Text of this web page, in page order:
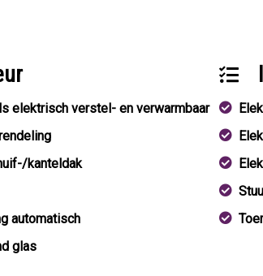
elektrisch verstel- en verwarmbaar
kanteldak
automatisch
glas